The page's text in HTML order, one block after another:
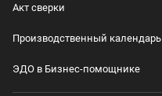
Акт сверки
Производственный календарь
ЭДО в Бизнес-помощнике